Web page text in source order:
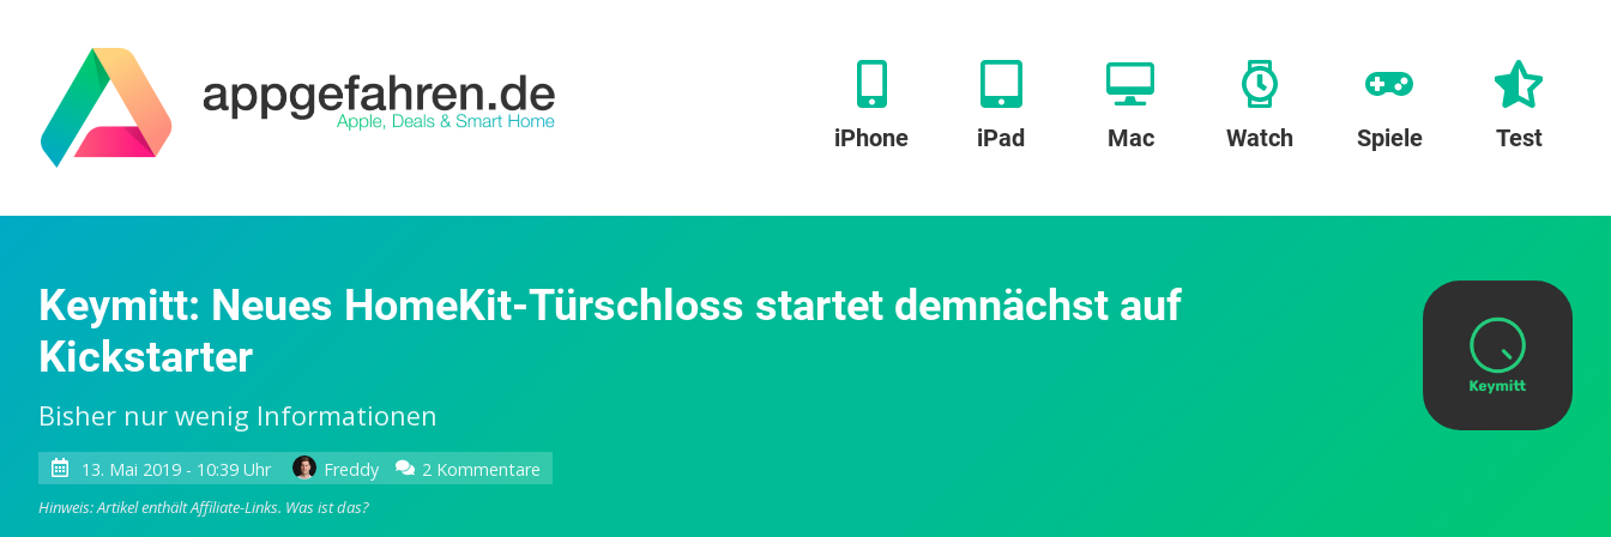
iPhone iPad Mac Watch Spiele Test
Keymitt: Neues HomeKit-Türschloss startet demnächst auf
Kickstarter
Bisher nur wenig Informationen
13. Mai 2019 - 10:39 Uhr Freddy 2 Kommentare
Hinweis: Artikel enthält Affiliate-Links. Was ist das?